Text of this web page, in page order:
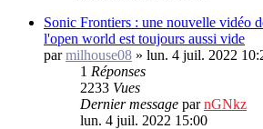
Sonic Frontiers : une nouvelle vidéo
l'open world est toujours aussi vide
parmilhouse08 » lun. 4 juil. 2022
1 Réponses
2233 Vues
Dernier message parnGNkz
lun. 4 juil. 2022 15:00